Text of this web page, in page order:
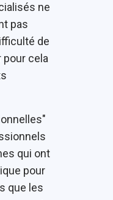
ne
pas
de
pour cela
qui ont
pour
que les